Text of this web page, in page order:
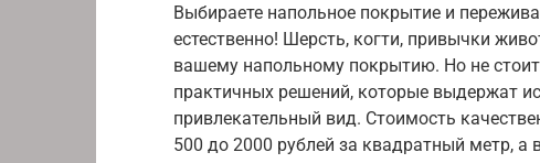
Выбираете напольное покрытие и
естественно! Шерсть, когти, привычки
вашему напольному покрытию. Но не
практичных решений, которые выдержат
привлекательный вид. Стоимость
500 до 2000 рублей за квадратный метр, а